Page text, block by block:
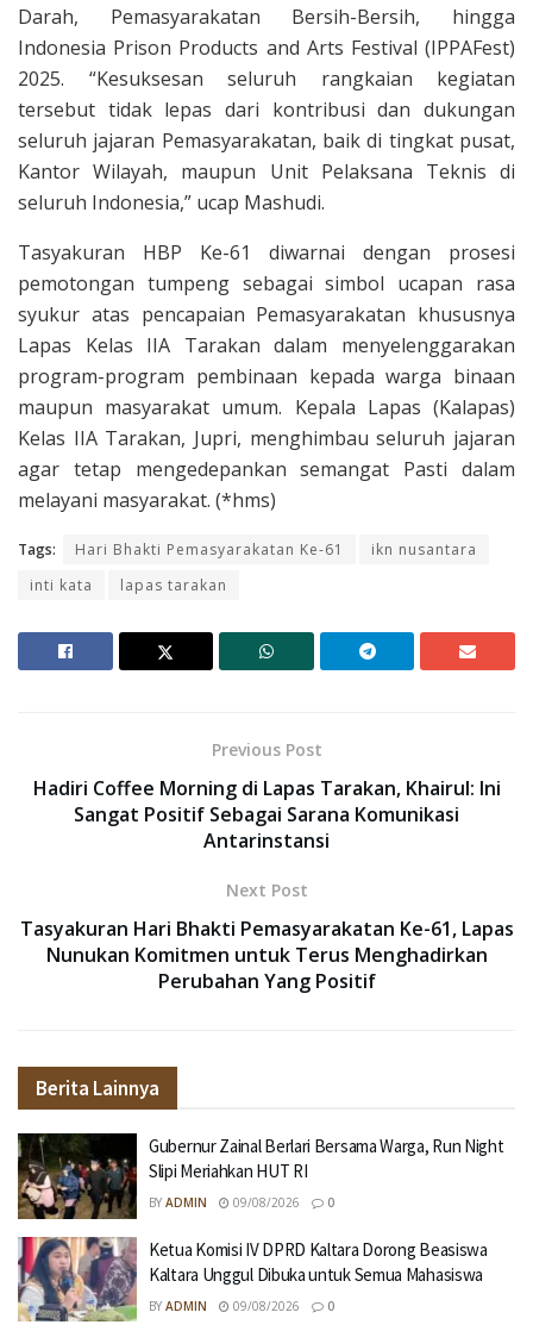
Darah, Pemasyarakatan Bersih-Bersih, hingga
Indonesia Prison Products and Arts Festival (IPPAFest)
2025. “Kesuksesan seluruh rangkaian kegiatan
tersebut tidak lepas dari kontribusi dan dukungan
seluruh jajaran Pemasyarakatan, baik di tingkat pusat,
Kantor Wilayah, maupun Unit Pelaksana Teknis di
seluruh Indonesia,” ucap Mashudi.
Tasyakuran HBP Ke-61 diwarnai dengan prosesi
pemotongan tumpeng sebagai simbol ucapan rasa
syukur atas pencapaian Pemasyarakatan khususnya
Lapas Kelas IIA Tarakan dalam menyelenggarakan
program-program pembinaan kepada warga binaan
maupun masyarakat umum. Kepala Lapas (Kalapas)
Kelas IIA Tarakan, Jupri, menghimbau seluruh jajaran
agar tetap mengedepankan semangat Pasti dalam
melayani masyarakat. (*hms)
Tags: Hari Bhakti Pemasyarakatan Ke-61
ikn nusantara
inti kata
lapas tarakan
Previous Post
Hadiri Coffee Morning di Lapas Tarakan, Khairul: Ini
Sangat Positif Sebagai Sarana Komunikasi
Antarinstansi
Next Post
Tasyakuran Hari Bhakti Pemasyarakatan Ke-61, Lapas
Nunukan Komitmen untuk Terus Menghadirkan
Perubahan Yang Positif
Berita Lainnya
Gubernur Zainal Berlari Bersama Warga, Run Night
Slipi Meriahkan HUT RI
BY ADMIN 09/08/2026 0
Ketua Komisi IV DPRD Kaltara Dorong Beasiswa
Kaltara Unggul Dibuka untuk Semua Mahasiswa
BY ADMIN 09/08/2026 0